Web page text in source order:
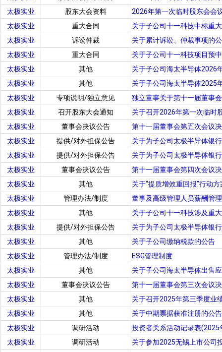
太极实业
股东大会资料
2026年第一次临时股东会会
太极实业
重大合同
关于子公司十一科技中标重
太极实业
诉讼仲裁
关于累计诉讼、仲裁事项的
太极实业
重大合同
关于子公司十一科技项目预
太极实业
其他
关于子公司海太半导体2026
太极实业
其他
关于子公司海太半导体2025
太极实业
专项说明/独立意见
独立董事关于第十一届董事
太极实业
召开股东大会通知
关于召开2026年第一次临时
太极实业
董事会决议公告
第十一届董事会第五次会议
太极实业
提供/对外担保公告
关于为子公司太极半导体银
太极实业
提供/对外担保公告
关于为子公司太极半导体银
太极实业
董事会决议公告
第十一届董事会第四次会议
太极实业
其他
关于“提质增效重回报”行动
太极实业
管理办法/制度
董事及高级管理人员薪酬管
太极实业
其他
关于子公司十一科技涉及重
太极实业
提供/对外担保公告
关于为子公司太极半导体银
太极实业
其他
关于子公司缴纳税款的公告
太极实业
管理办法/制度
ESG管理制度
太极实业
其他
关于子公司海太半导体出售
太极实业
董事会决议公告
第十一届董事会第三次会议
太极实业
其他
关于召开2025年第三季度业
太极实业
其他
关于中期票据获准注册的公告
太极实业
调研活动
投资者关系活动记录表(2025
太极实业
调研活动
关于参加2025无锡上市公司